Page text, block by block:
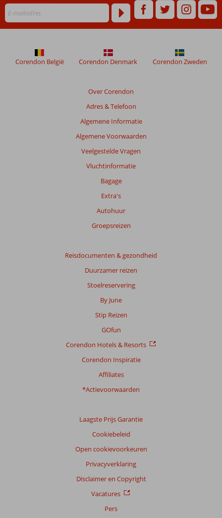
Over Corendon
Adres & Telefoon
Algemene Informatie
Algemene Voorwaarden
Veelgestelde Vragen
Vluchtinformatie
Bagage
Extra's
Autohuur
Groepsreizen
Reisdocumenten & gezondheid
Duurzamer reizen
Stoelreservering
By June
Stip Reizen
GOfun
Corendon Hotels & Resorts
Corendon Inspiratie
Affiliates
*Actievoorwaarden
Laagste Prijs Garantie
Cookiebeleid
Open cookievoorkeuren
Privacyverklaring
Disclaimer en Copyright
Vacatures
Pers
Corendon België Corendon Denmark Corendon Zweden